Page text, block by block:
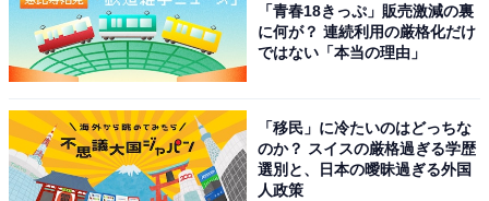
「青春18きっぷ」販売激減の裏
に何が？ 連続利用の厳格化だけ
ではない「本当の理由」
「移民」に冷たいのはどっちな
のか？ スイスの厳格過ぎる学歴
選別と、日本の曖昧過ぎる外国
人政策